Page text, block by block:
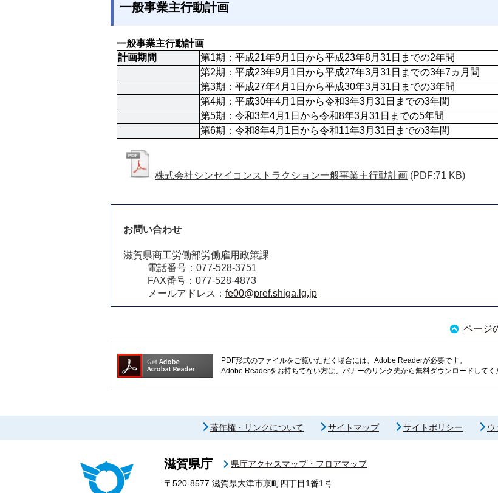
一般事業主行動計画
一般事業主行動計画
計画期間
第1期：平成21年9月1日から平成23年8月31日までの2年間
第2期：平成23年9月1日から平成27年3月31日までの3年7ヵ月間
第3期：平成27年4月1日から平成30年3月31日までの3年間
第4期：平成30年4月1日から令和3年3月31日までの3年間
第5期：令和3年4月1日から令和8年3月31日までの5年間
第6期：令和8年4月1日から令和11年3月31日までの3年間
株式会社シンセイコンストラクション一般事業主行動計画 (PDF:71 KB)
お問い合わせ
滋賀県商工労働部労働雇用政策課
電話番号：077-528-3751
FAX番号：077-528-4873
メールアドレス： fe00@pref.shiga.lg.jp
ページ
PDF形式のファイルをご覧いただく場合には、Adobe Readerが必要です。
Adobe Readerをお持ちでない方は、バナーのリンク先から無料ダウンロードしてく
著作権・リンクについて サイトマップ サイトポリシー ウ
滋賀県庁
県庁アクセスマップ・フロアマップ
〒520-8577 滋賀県大津市京町四丁目1番1号